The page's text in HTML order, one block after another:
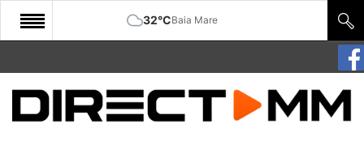
32°CBaia Mare
START
COMUNITATE